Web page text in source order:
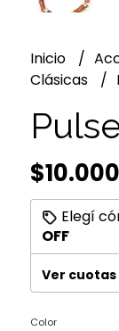
Inicio
Clásicas
Elegí
OFF
Ver
Color